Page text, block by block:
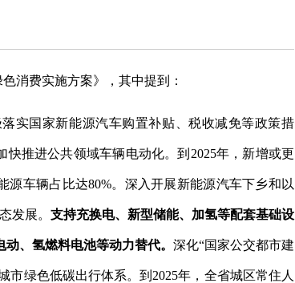
消费实施方案》，其中提到：
实国家新能源汽车购置补贴、税收减免等政策措
推进公共领域车辆电动化。到2025年，新增或更
车辆占比达80%。深入开展新能源汽车下乡和以
发展。 支持充换电、新型储能、加氢等配套基础设
、氢燃料电池等动力替代。 深化“国家公交都市建
绿色低碳出行体系。到2025年，全省城区常住人